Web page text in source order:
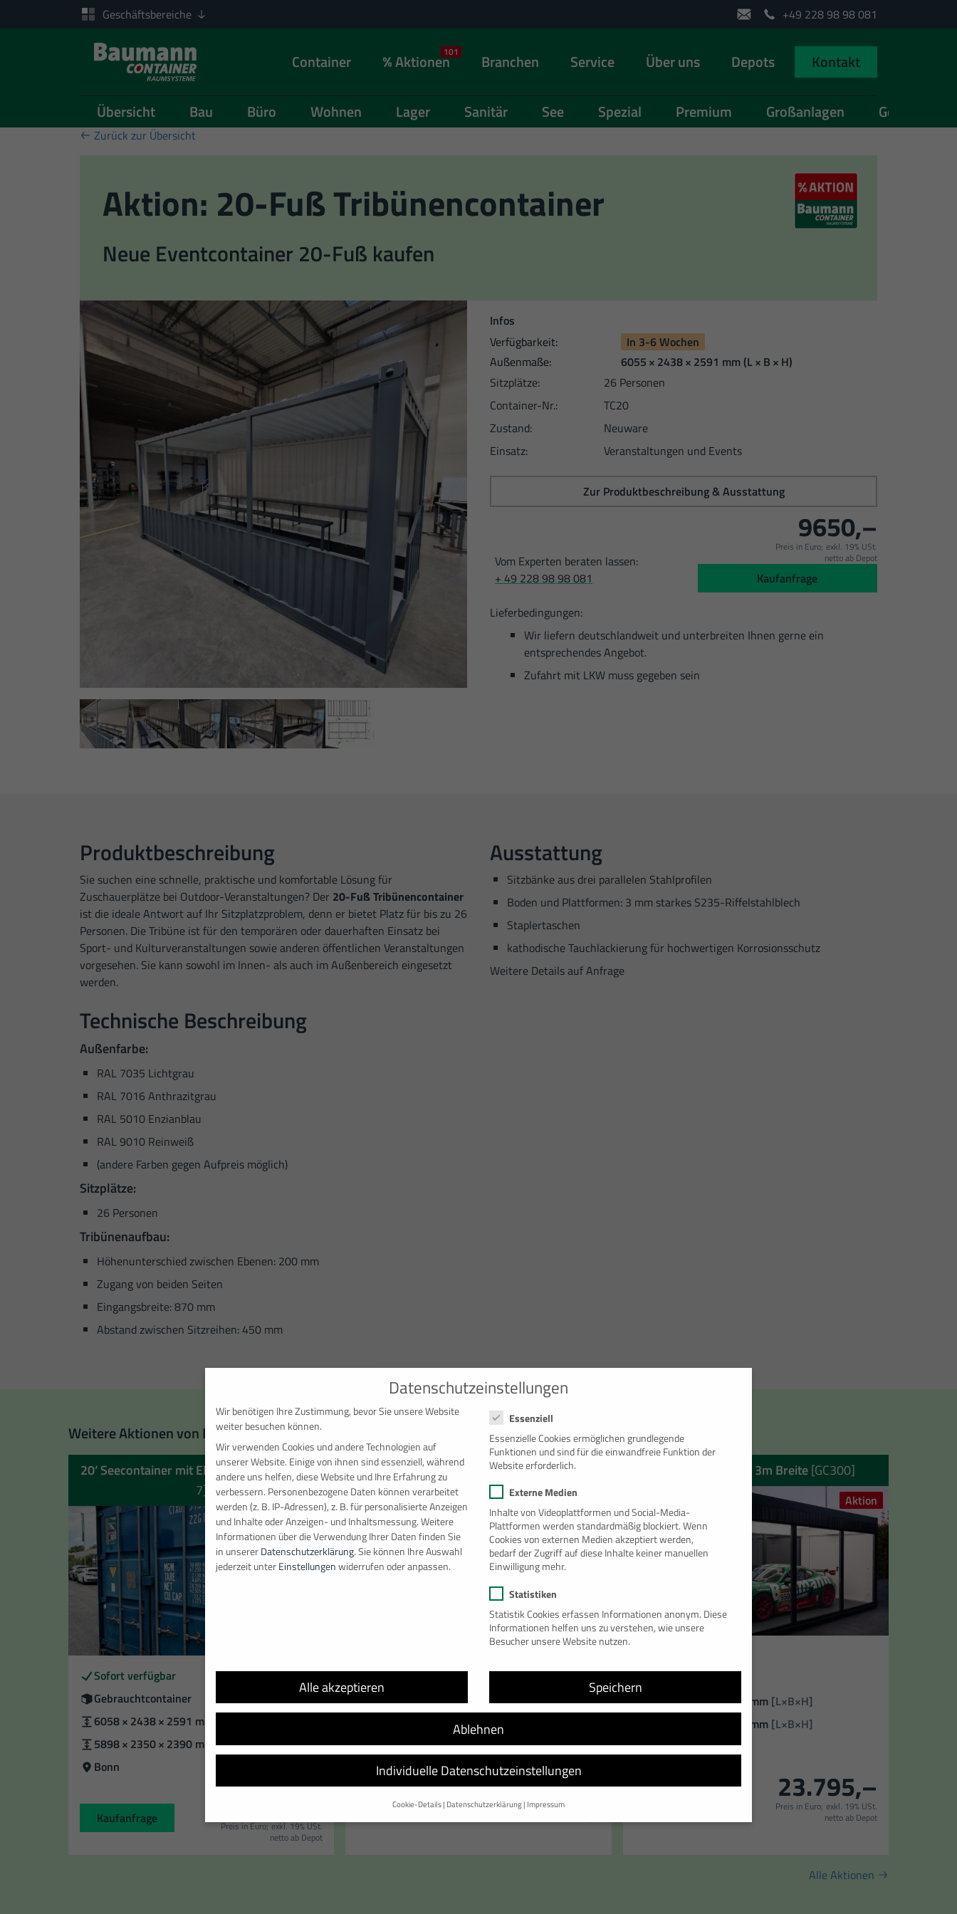
Zum Inhalt springen
Geschäftsbereiche +49 228 98 98 081
Container Aktionen101 Branchen Service Über uns Depots Kontakt
Übersicht Bau Büro Wohnen Lager Sanitär See Spezial Premium Großanlagen Gebraucht
Zurück zur Übersicht
Aktion: 20-Fuß Tribünencontainer
Neue Eventcontainer 20-Fuß kaufen
Infos
Verfügbarkeit:
In 3-6 Wochen
Außen­maße:
6055 × 2438 × 2591 mm(L × B × H)
Sitzplätze:
26 Personen
Container-Nr.:
TC20
Zustand:
Neuware
Einsatz:
Veranstaltungen und Events
Zur Produktbeschreibung & Ausstattung
Vom Experten beraten lassen:
+ 49 228 98 98 081
9650,–
Preis in Euro; exkl. 19% USt.
netto ab Depot
Kaufanfrage
Lieferbedingungen:
Wir liefern deutschlandweit und unterbreiten Ihnen gerne ein
entsprechendes Angebot.
Zufahrt mit LKW muss gegeben sein
Produktbeschreibung
Sie suchen eine schnelle, praktische und komfortable Lösung für
Zuschauerplätze bei Outdoor-Veranstaltungen? Der 20-Fuß Tribünencontainer
ist die ideale Antwort auf Ihr Sitzplatzproblem, denn er bietet Platz für bis zu 26
Personen. Die Tribüne ist für den temporären oder dauerhaften Einsatz bei
Sport- und Kulturveranstaltungen sowie anderen öffentlichen Veranstaltungen
vorgesehen. Sie kann sowohl im Innen- als auch im Außenbereich eingesetzt
werden.
Technische Beschreibung
Außenfarbe:
RAL 7035 Lichtgrau
RAL 7016 Anthrazitgrau
RAL 5010 Enzianblau
RAL 9010 Reinweiß
(andere Farben gegen Aufpreis möglich)
Sitzplätze:
26 Personen
Tribünenaufbau:
Höhenunterschied zwischen Ebenen: 200 mm
Zugang von beiden Seiten
Eingangsbreite: 870 mm
Abstand zwischen Sitzreihen: 450 mm
Ausstattung
Sitzbänke aus drei parallelen Stahlprofilen
Boden und Plattformen: 3 mm starkes S235-Riffelstahlblech
Staplertaschen
kathodische Tauchlackierung für hochwertigen Korrosionsschutz
Weitere Details auf Anfrage
Weitere Aktionen von Baumann:
20‘ Seecontainer mit Elektropaket[513195-
7]
Verfügbarkeit
Sofort verfügbar
Zustand
Gebrauchtcontainer
Außenmaße
6058 × 2438 × 2591 mm
Innenmaße:
5898 × 2350 × 2390 mm
[L×B×H]
Standort
Bonn
Kaufanfrage Preis in Euro; exkl. 19% USt.
netto ab Depot
20′ Raumcontainer[021583040]
Zustand
Außenmaße
6055 × 2435 × 2800 mm[L×B×H]
5860 × 2240 × 2540 mm [L×B×H]
Standort
Bonn
Kaufanfrage 4.200,–
Preis in Euro; exkl. 19% USt.
20′ Glascontainer 3m Breite[GC300]
Aktion
Außenmaße
6055 × 2990 × 2800 mm [L×B×H]
5797 × 2732 × 2500 mm [L×B×H]
Standort
Bonn
23.795,–
Preis in Euro; exkl. 19% USt.
netto ab Depot
Alle Aktionen
Datenschutzeinstellungen
Wir benötigen Ihre Zustimmung, bevor Sie unsere Website
weiter besuchen können.
Wir verwenden Cookies und andere Technologien auf
unserer Website. Einige von ihnen sind essenziell, während
andere uns helfen, diese Website und Ihre Erfahrung zu
verbessern. Personenbezogene Daten können verarbeitet
werden (z. B. IP-Adressen), z. B. für personalisierte Anzeigen
und Inhalte oder Anzeigen- und Inhaltsmessung.Weitere
Informationen über die Verwendung Ihrer Daten finden Sie
in unsererDatenschutzerklärung.Sie können Ihre Auswahl
jederzeit unterEinstellungenwiderrufen oder anpassen.
Essenziell
Essenzielle Cookies ermöglichen grundlegende
Funktionen und sind für die einwandfreie Funktion der
Website erforderlich.
Externe Medien
Inhalte von Videoplattformen und Social-Media-
Plattformen werden standardmäßig blockiert. Wenn
Cookies von externen Medien akzeptiert werden,
bedarf der Zugriff auf diese Inhalte keiner manuellen
Einwilligung mehr.
Statistiken
Statistik Cookies erfassen Informationen anonym. Diese
Informationen helfen uns zu verstehen, wie unsere
Besucher unsere Website nutzen.
Alle akzeptieren Speichern
Ablehnen
Individuelle Datenschutzeinstellungen
Cookie-Details Datenschutzerklärung Impressum
Datenschutzeinstellungen
Wir verwenden Cookies und andere Technologien auf unserer Website. Einige von ihnen sind essenziell, während andere uns